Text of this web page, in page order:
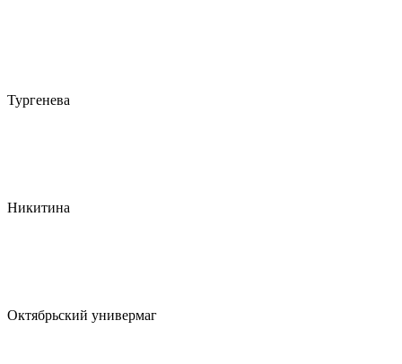
Тургенева
Никитина
Октябрьский универмаг